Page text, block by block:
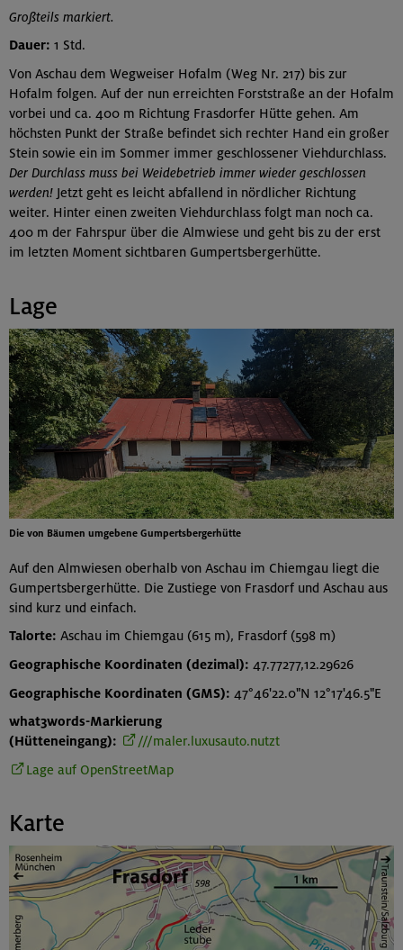
Großteils markiert.
Dauer: 1 Std.
Von Aschau dem Wegweiser Hofalm (Weg Nr. 217) bis zur
Hofalm folgen. Auf der nun erreichten Forststraße an der Hofalm
vorbei und ca. 400 m Richtung Frasdorfer Hütte gehen. Am
höchsten Punkt der Straße befindet sich rechter Hand ein großer
Stein sowie ein im Sommer immer geschlossener Viehdurchlass.
Der Durchlass muss bei Weidebetrieb immer wieder geschlossen
werden! Jetzt geht es leicht abfallend in nördlicher Richtung
weiter. Hinter einen zweiten Viehdurchlass folgt man noch ca.
400 m der Fahrspur über die Almwiese und geht bis zu der erst
im letzten Moment sichtbaren Gumpertsbergerhütte.
Lage
Die von Bäumen umgebene Gumpertsbergerhütte
Auf den Almwiesen oberhalb von Aschau im Chiemgau liegt die
Gumpertsbergerhütte. Die Zustiege von Frasdorf und Aschau aus
sind kurz und einfach.
Talorte: Aschau im Chiemgau (615 m), Frasdorf (598 m)
Geographische Koordinaten (dezimal): 47.77277,12.29626
Geographische Koordinaten (GMS): 47°46'22.0"N 12°17'46.5"E
what3words-Markierung
(Hütteneingang):
///maler.luxusauto.nutzt
Lage auf OpenStreetMap
Karte